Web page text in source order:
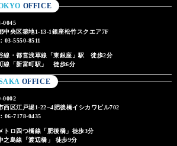
OFFICE
0045
中央区築地1-13-1銀座松竹スクエア7F
03-5550-8511
線・都営浅草線「東銀座」駅 徒歩2分
線「新富町駅」 徒歩6分
OFFICE
0002
西区江戸堀1-22−4肥後橋イシカワビル702
06-7178-0435
トロ四つ橋線「肥後橋」徒歩3分
之島線「渡辺橋」 徒歩9分